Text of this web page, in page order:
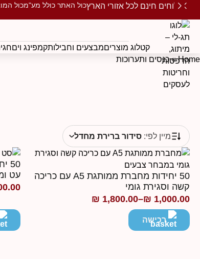
משלוחים חינם לכל אזורי הארץכול האתר כולל מע"מכול
קטלוג מוצריםמבצעים וחבילותקמפינג וים
Home
»כנסים ותערוכות
מיין לפי: סידור ברירת מחדל
50 יחידות מחברת ממותגת A5 עם כריכה
קשה וסגירת גומי
₪ 1,000.00
–
₪ 1,800.00
טווח
מחירים:רכישה
עט